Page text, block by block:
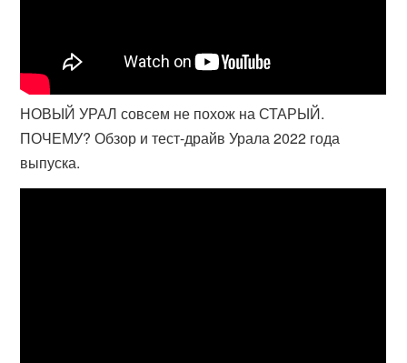
НОВЫЙ УРАЛ совсем не похож на СТАРЫЙ.
ПОЧЕМУ? Обзор и тест-драйв Урала 2022 года
выпуска.